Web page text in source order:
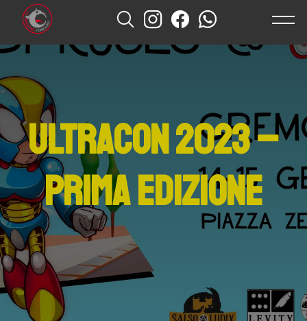
Home
Eventi
Ludoteca
Giochi Storici
Contatti
ULTRACON 2023 –
Prima Edizione